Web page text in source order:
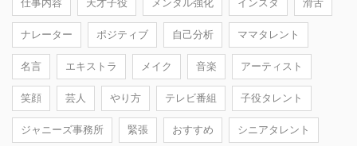
仕事内容 天才子役 メンタル強化 インスタ 滑舌
ナレーター ポジティブ 自己分析 ママタレント
名言 エキストラ メイク 音楽 アーティスト
笑顔 芸人 やり方 テレビ番組 子役タレント
ジャニーズ事務所 緊張 おすすめ シニアタレント